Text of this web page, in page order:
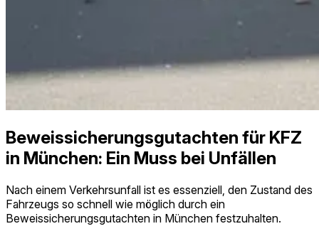
Beweissicherungs­gutachten für KFZ
in München: Ein Muss bei Unfällen
Nach einem Verkehrsunfall ist es essenziell, den Zustand des
Fahrzeugs so schnell wie möglich durch ein
Beweissicherungs­gutachten in München festzuhalten.